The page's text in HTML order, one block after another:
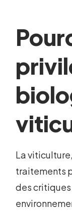
La
traitements
des